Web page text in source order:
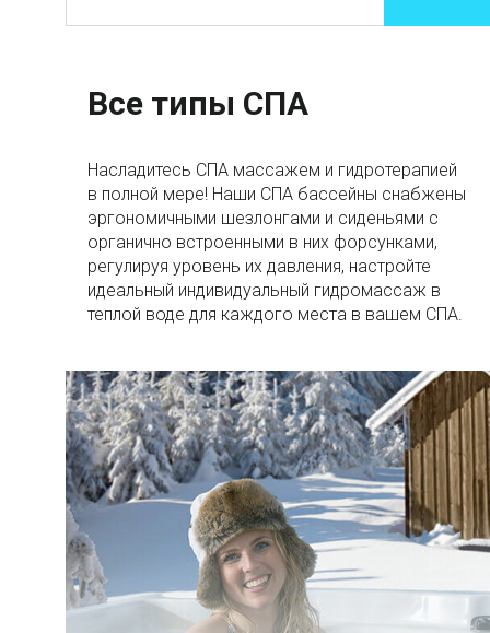
Все типы СПА
Насладитесь СПА массажем и гидротерапией
в полной мере! Наши СПА бассейны снабжены
эргономичными шезлонгами и сиденьями с
органично встроенными в них форсунками,
регулируя уровень их давления, настройте
идеальный индивидуальный гидромассаж в
теплой воде для каждого места в вашем СПА.